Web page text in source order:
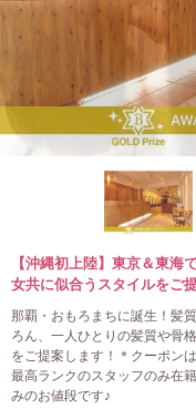
【沖縄初上陸】東京＆東海
女共に似合うスタイルをご
那覇・おもろまちに誕生！髪
ろん、一人ひとりの髪質や骨
をご提案します！＊クーポン
最高ランクのスタッフのみ在
みのお値段です♪